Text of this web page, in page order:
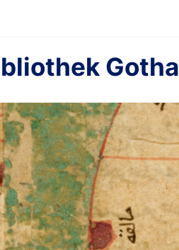
Gotha